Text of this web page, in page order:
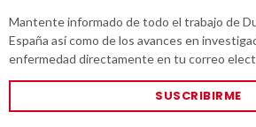
Mantente informado de todo el trabajo de
España así como de los avances en
enfermedad directamente en tu correo
SUSCRIBIRME